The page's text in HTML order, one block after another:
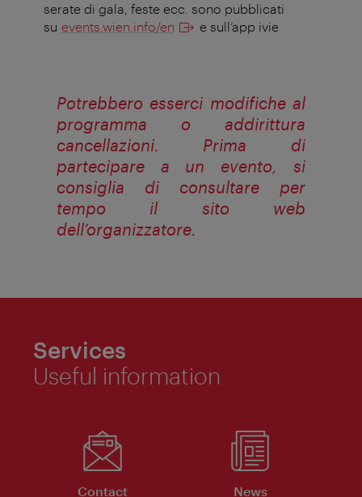
serate di gala, feste ecc. sono pubblicati
su events.wien.info/en e sull’app ivie
Potrebbero esserci modifiche al
programma o addirittura
cancellazioni. Prima di
partecipare a un evento, si
consiglia di consultare per
tempo il sito web
dell’organizzatore.
Services
Useful information
Contact News